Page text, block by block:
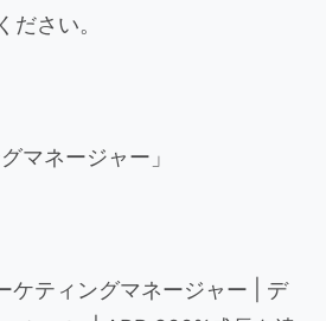
ださい。
マネージャー」
ケティングマネージャー | デ